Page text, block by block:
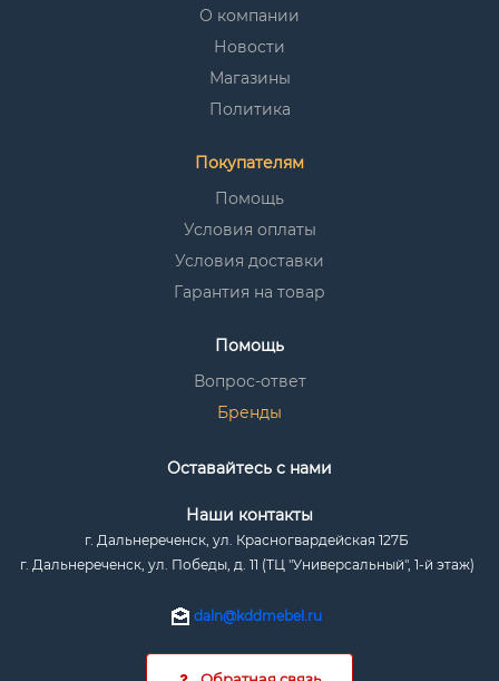
О компании
Новости
Магазины
Политика
Покупателям
Помощь
Условия оплаты
Условия доставки
Гарантия на товар
Помощь
Вопрос-ответ
Бренды
Оставайтесь с нами
Наши контакты
г. Дальнереченск, ул. Красногвардейская 127Б
г. Дальнереченск, ул. Победы, д. 11 (ТЦ "Универсальный", 1-й этаж)
daln@kddmebel.ru